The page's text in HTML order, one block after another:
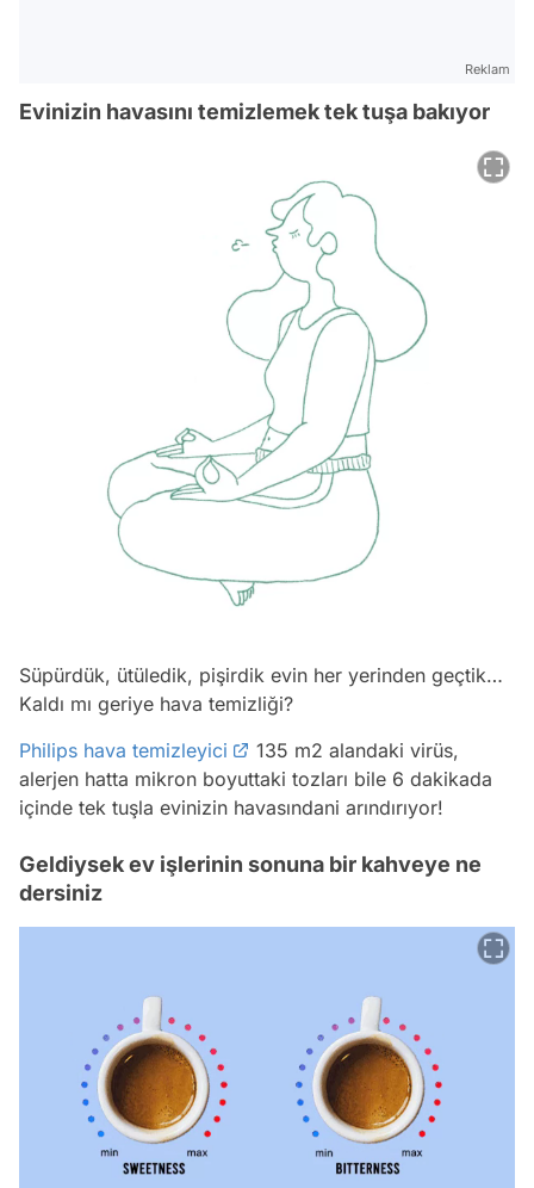
Reklam
Evinizin havasını temizlemek tek tuşa bakıyor
Süpürdük, ütüledik, pişirdik evin her yerinden geçtik…
Kaldı mı geriye hava temizliği?
Philips hava temizleyici
135 m2 alandaki virüs,
alerjen hatta mikron boyuttaki tozları bile 6 dakikada
içinde tek tuşla evinizin havasındani arındırıyor!
Geldiysek ev işlerinin sonuna bir kahveye ne
dersiniz